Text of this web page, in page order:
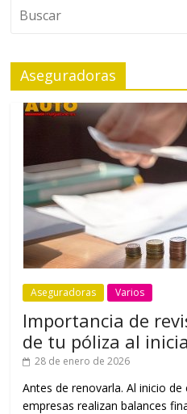
Aseguradoras
Aseguradoras Varios
Importancia de
de tu póliza al
28 de enero de 2026
Antes de renovarla. Al inicio
empresas realizan balances